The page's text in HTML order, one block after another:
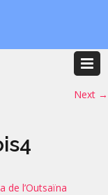
Next →
de l’Outsaïna